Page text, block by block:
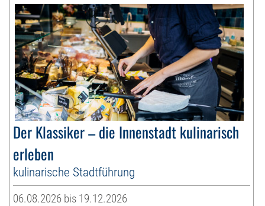
Der Klassiker – die Innenstadt kulinarisch
erleben
kulinarische Stadtführung
06.08.2026 bis 19.12.2026